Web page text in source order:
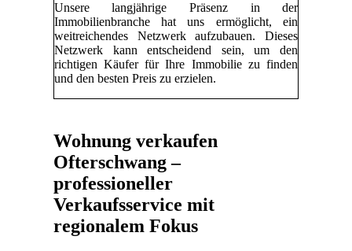
Unsere langjährige Präsenz in der
Immobilienbranche hat uns ermöglicht, ein
weitreichendes Netzwerk aufzubauen. Dieses
Netzwerk kann entscheidend sein, um den
richtigen Käufer für Ihre Immobilie zu finden
und den besten Preis zu erzielen.
Wohnung verkaufen
Ofterschwang –
professioneller
Verkaufsservice mit
regionalem Fokus